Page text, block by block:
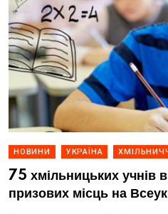
НОВИНИ УКРАЇНА
75 хмільницьких учнів
призових місць на